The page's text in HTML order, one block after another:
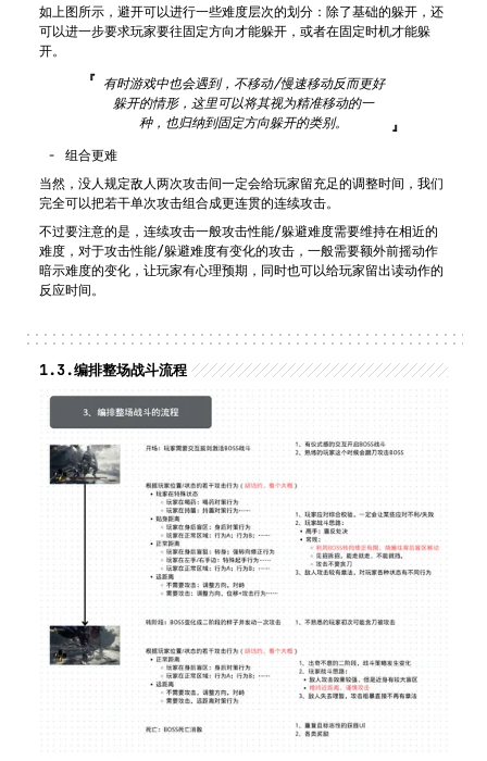
如上图所示，避开可以进行一些难度层次的划分：除了基础的躲开，还
可以进一步要求玩家要往固定方向才能躲开，或者在固定时机才能躲
开。
有时游戏中也会遇到，不移动/慢速移动反而更好
躲开的情形，这里可以将其视为精准移动的一
种，也归纳到固定方向躲开的类别。
组合更难
当然，没人规定敌人两次攻击间一定会给玩家留充足的调整时间，我们
完全可以把若干单次攻击组合成更连贯的连续攻击。
不过要注意的是，连续攻击一般攻击性能/躲避难度需要维持在相近的
难度，对于攻击性能/躲避难度有变化的攻击，一般需要额外前摇动作
暗示难度的变化，让玩家有心理预期，同时也可以给玩家留出读动作的
反应时间。
1.3.编排整场战斗流程